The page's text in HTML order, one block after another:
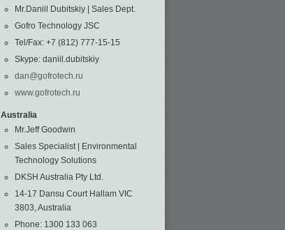
Mr.Daniil Dubitskiy | Sales Dept.
Gofro Technology JSC
Tel/Fax: +7 (812) 777-15-15
Skype: daniil.dubitskiy
dan@gofrotech.ru
www.gofrotech.ru
Australia
Mr.Jeff Goodwin
Sales Specialist | Environmental
Technology Solutions
DKSH Australia Pty Ltd.
14-17 Dansu Court Hallam VIC
3803, Australia
Phone: 1300 133 063